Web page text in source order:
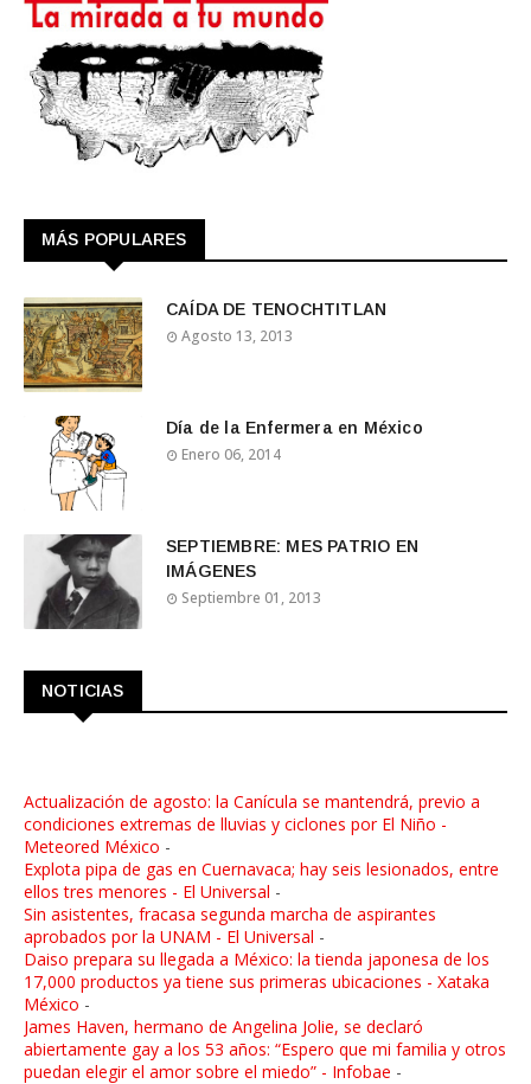
MÁS POPULARES
CAÍDA DE TENOCHTITLAN
Agosto 13, 2013
Día de la Enfermera en México
Enero 06, 2014
SEPTIEMBRE: MES PATRIO EN
IMÁGENES
Septiembre 01, 2013
NOTICIAS
Actualización de agosto: la Canícula se mantendrá, previo a
condiciones extremas de lluvias y ciclones por El Niño -
Meteored México -
Explota pipa de gas en Cuernavaca; hay seis lesionados, entre
ellos tres menores - El Universal -
Sin asistentes, fracasa segunda marcha de aspirantes
aprobados por la UNAM - El Universal -
Daiso prepara su llegada a México: la tienda japonesa de los
17,000 productos ya tiene sus primeras ubicaciones - Xataka
México -
James Haven, hermano de Angelina Jolie, se declaró
abiertamente gay a los 53 años: “Espero que mi familia y otros
puedan elegir el amor sobre el miedo” - Infobae -